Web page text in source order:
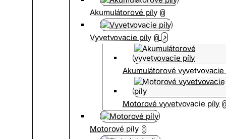
Akumulátorové píly 0
Vyvetvovacie píly 0
Akumulátorové
Motorové vyvetvovacie píly
Motorové píly 0